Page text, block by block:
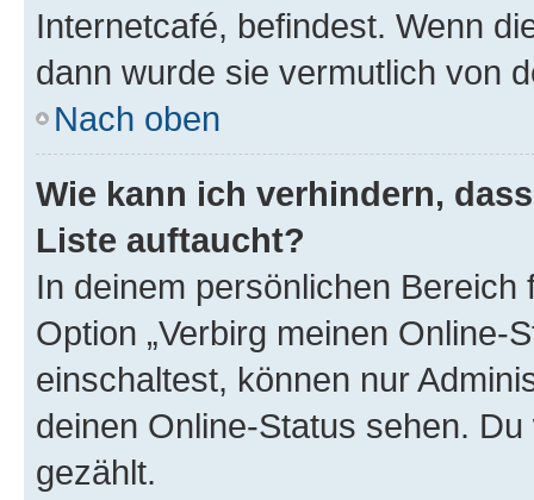
Internetcafé, befindest. Wenn
dann wurde sie vermutlich von
Nach oben
Wie kann ich verhindern,
Liste auftaucht?
In deinem persönlichen
Option „Verbirg meinen Online-
einschaltest, können nur
deinen Online-Status sehen.
gezählt.